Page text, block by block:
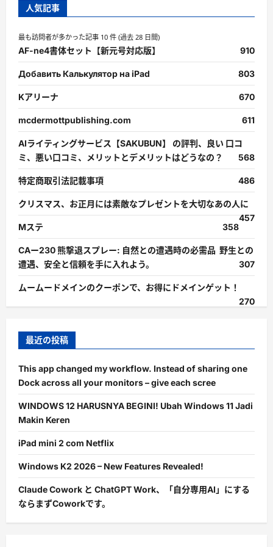
人気記事
最も訪問者が多かった記事 10 件 (過去 28 日間)
AF-ne4書体セット【新元号対応版】 910
Добавить Калькулятор на iPad 803
Kアリーナ 670
mcdermottpublishing.com 611
AIライティングサービス【SAKUBUN】 の評判、良い 口コ
ミ、悪い口コミ、メリットとデメリットはどうなの？
568
特定商取引法記載事項 486
クリスマス、お正月には素敵なプレゼントを大切なあの人に
457
Mステ
358
CAー230 熊撃退スプレー: 自然との遭遇時の必需品 野生との
遭遇、安全と信頼を手に入れよう。
307
ムームードメインのクーポンで、お得にドメインゲット！
270
最近の投稿
This app changed my workflow. Instead of sharing one
Dock across all your monitors – give each scree
WINDOWS 12 HARUSNYA BEGINI! Ubah Windows 11 Jadi
Makin Keren
iPad mini 2 com Netflix
Windows K2 2026 – New Features Revealed!
Claude Cowork と ChatGPT Work、「自分専用AI」にする
ならまずCoworkです。